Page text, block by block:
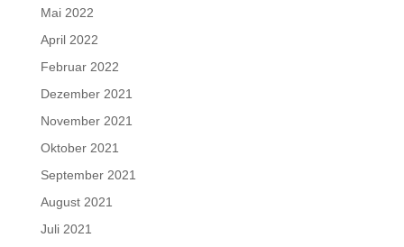
Mai 2022
April 2022
Februar 2022
Dezember 2021
November 2021
Oktober 2021
September 2021
August 2021
Juli 2021